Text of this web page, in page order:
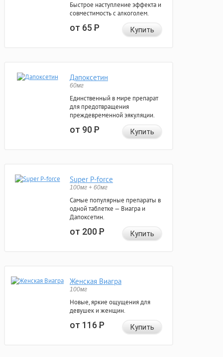
Быстрое наступление эффекта и
совместимость с алкоголем.
от 65Р Купить
Дапоксетин
60мг
Единственный в мире препарат
для предотвращения
преждевременной эякуляции.
от 90Р Купить
Super P-force
100мг + 60мг
Самые популярные препараты в
одной таблетке — Виагра и
Дапоксетин.
от 200Р Купить
Женская Виагра
100мг
Новые, яркие ощущения для
девушек и женщин.
от 116Р Купить